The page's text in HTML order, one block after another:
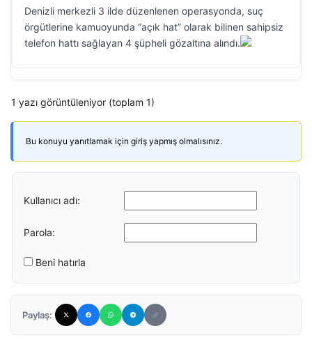
Denizli merkezli 3 ilde düzenlenen operasyonda, suç
örgütlerine kamuoyunda “açık hat” olarak bilinen sahipsiz
telefon hattı sağlayan 4 şüpheli gözaltına alındı.
1 yazı görüntüleniyor (toplam 1)
Bu konuyu yanıtlamak için giriş yapmış olmalısınız.
Kullanıcı adı:
Parola:
Beni hatırla
Paylaş: